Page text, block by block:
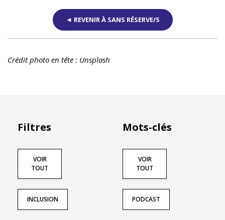
◄ REVENIR À SANS RÉSERVE/S
Crédit photo en tête : Unsplash
Filtres
VOIR
TOUT
INCLUSION
Mots-clés
VOIR
TOUT
PODCAST